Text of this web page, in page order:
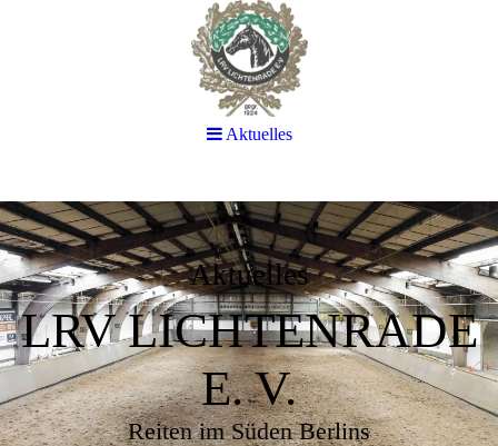
Aktuelles
LRV LICHTENRADE
E. V.
Reiten im Süden Berlins
Aktuelles